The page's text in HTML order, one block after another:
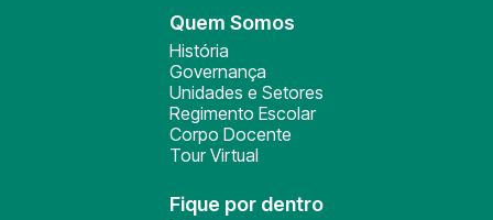
Quem Somos
História
Governança
Unidades e Setores
Regimento Escolar
Corpo Docente
Tour Virtual
Fique por dentro